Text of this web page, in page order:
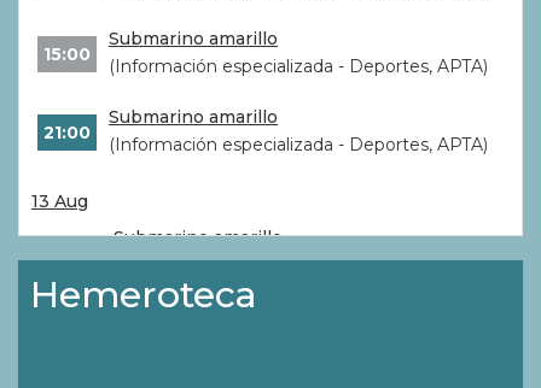
15:00
Submarino amarillo
(Información especializada - Deportes, APTA)
21:00
Submarino amarillo
(Información especializada - Deportes, APTA)
13 Aug
Submarino amarillo
(Información especializada - Deportes, APTA)
Hemeroteca